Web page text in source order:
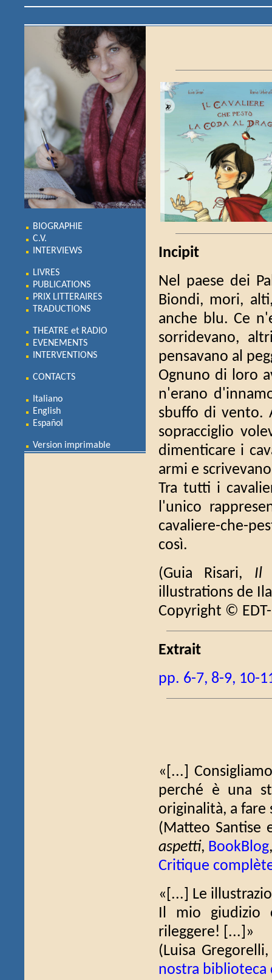
BIOGRAPHIE
C.V.
INTERVIEWS
LIVRES
PUBLICATIONS
PRIX LITTERAIRES
TRADUCTIONS
THEATRE et RADIO
EVENEMENTS
INTERVENTIONS
CONTACTS
Italiano
English
Español
Version imprimable
Incipit
Nel paese dei
Biondi, mori,
anche blu. Ce
sorridevano,
pensavano al
Ognuno di loro
n'erano
sbuffo di vento.
sopracciglio
dimenticare i
armi e
Tra tutti i
l'unico
cavaliere-che-
così.
(Guia Risari, Il
illustrations de
Copyright ©
Extrait
pp. 6-7, 8-9, 10-
«[...]
perché è una
originalità, a fare
(Matteo Santise
aspetti, BookBlog
Critique
«[...] Le
Il mio giudizio
rileggere! [...]»
(Luisa
nostra biblioteca